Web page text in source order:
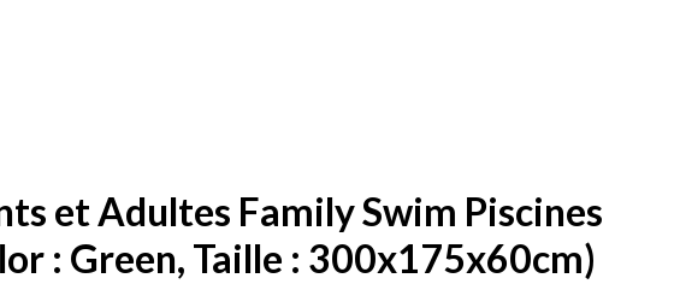
et Adultes Family Swim Piscines
: Green, Taille : 300x175x60cm)